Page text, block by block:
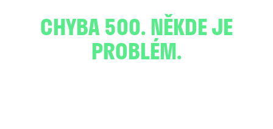
CHYBA 500. NĚKDE JE
PROBLÉM.